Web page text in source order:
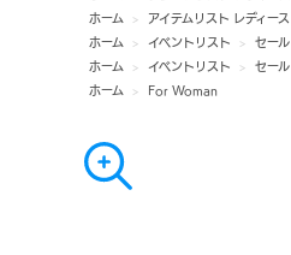
ホーム
> アイテムリスト レディース
ホーム
> イベントリスト > セール
ホーム
> イベントリスト > セール
ホーム
> For Woman